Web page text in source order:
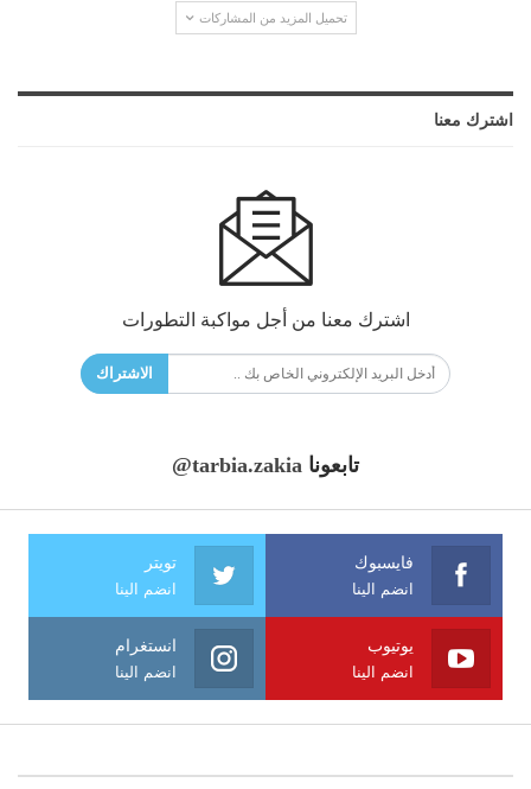
تحميل المزيد من المشاركات
اشترك معنا
اشترك معنا من أجل مواكبة التطورات
الاشتراك
تابعونا @tarbia.zakia
فايسبوك
انضم الينا
تويتر
انضم الينا
يوتيوب
انضم الينا
انستغرام
انضم الينا